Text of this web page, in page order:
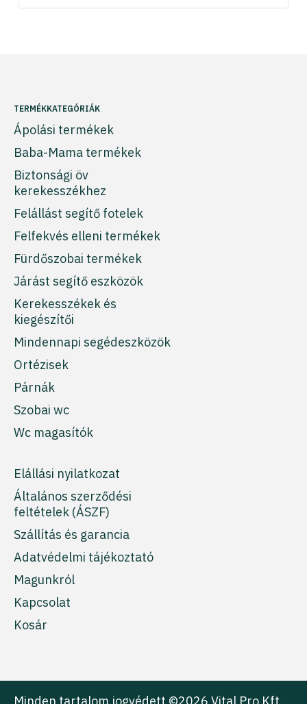
TERMÉKKATEGÓRIÁK
Ápolási termékek
Baba-Mama termékek
Biztonsági öv
kerekesszékhez
Felállást segítő fotelek
Felfekvés elleni termékek
Fürdőszobai termékek
Járást segítő eszközök
Kerekesszékek és
kiegészítői
Mindennapi segédeszközök
Ortézisek
Párnák
Szobai wc
Wc magasítók
Elállási nyilatkozat
Általános szerződési
feltételek (ÁSZF)
Szállítás és garancia
Adatvédelmi tájékoztató
Magunkról
Kapcsolat
Kosár